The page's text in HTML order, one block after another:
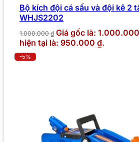
Bộ kích đội cá sấu và đội kê 2
WHJS2202
1.000.000₫ Giá gốc là:
hiện tại là: 950.000 ₫.
-5%